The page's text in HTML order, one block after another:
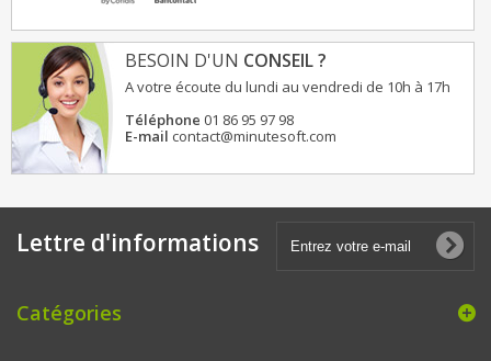
BESOIN D'UN CONSEIL ?
A votre écoute du lundi au vendredi de 10h à 17h
Téléphone 01 86 95 97 98
E-mail contact@minutesoft.com
Lettre d'informations
Catégories